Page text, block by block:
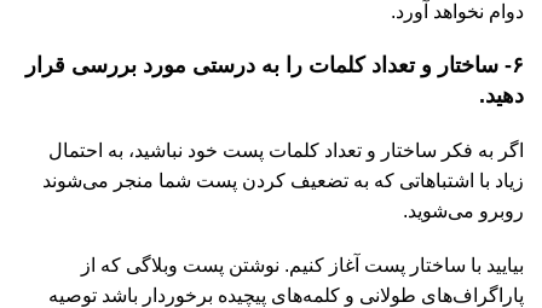
دوام نخواهد آورد.
۶- ساختار و تعداد کلمات را به درستی مورد بررسی قرار
دهید.
اگر به فکر ساختار و تعداد کلمات پست خود نباشید، به احتمال
زیاد با اشتباهاتی که به تضعیف کردن پست شما منجر می‌شوند
روبرو می‌شوید.
بیایید با ساختار پست آغاز کنیم. نوشتن پست وبلاگی که از
پاراگراف‌های طولانی و کلمه‌های پیچیده برخوردار باشد توصیه